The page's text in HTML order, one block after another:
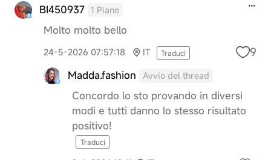
BI450937 1 Piano
Molto molto bello
24-5-2026 07:57:18 IT Traduci 9
Madda.fashion Avvio del thread
Concordo lo sto provando in diversi
modi e tutti danno lo stesso risultato
positivo!
Traduci